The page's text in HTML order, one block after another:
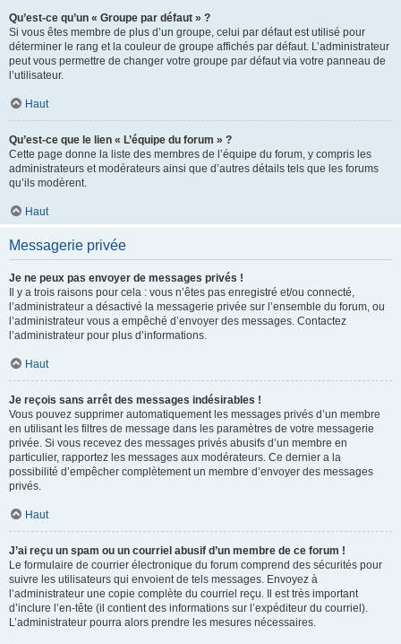
Qu’est-ce qu’un « Groupe par défaut » ?
Si vous êtes membre de plus d’un groupe, celui par défaut est utilisé pour
déterminer le rang et la couleur de groupe affichés par défaut. L’administrateur
peut vous permettre de changer votre groupe par défaut via votre panneau de
l’utilisateur.
Haut
Qu’est-ce que le lien « L’équipe du forum » ?
Cette page donne la liste des membres de l’équipe du forum, y compris les
administrateurs et modérateurs ainsi que d’autres détails tels que les forums
qu’ils modèrent.
Haut
Messagerie privée
Je ne peux pas envoyer de messages privés !
Il y a trois raisons pour cela : vous n’êtes pas enregistré et/ou connecté,
l’administrateur a désactivé la messagerie privée sur l’ensemble du forum, ou
l’administrateur vous a empêché d’envoyer des messages. Contactez
l’administrateur pour plus d’informations.
Haut
Je reçois sans arrêt des messages indésirables !
Vous pouvez supprimer automatiquement les messages privés d’un membre
en utilisant les filtres de message dans les paramètres de votre messagerie
privée. Si vous recevez des messages privés abusifs d’un membre en
particulier, rapportez les messages aux modérateurs. Ce dernier a la
possibilité d’empêcher complètement un membre d’envoyer des messages
privés.
Haut
J’ai reçu un spam ou un courriel abusif d’un membre de ce forum !
Le formulaire de courrier électronique du forum comprend des sécurités pour
suivre les utilisateurs qui envoient de tels messages. Envoyez à
l’administrateur une copie complète du courriel reçu. Il est très important
d’inclure l’en-tête (il contient des informations sur l’expéditeur du courriel).
L’administrateur pourra alors prendre les mesures nécessaires.